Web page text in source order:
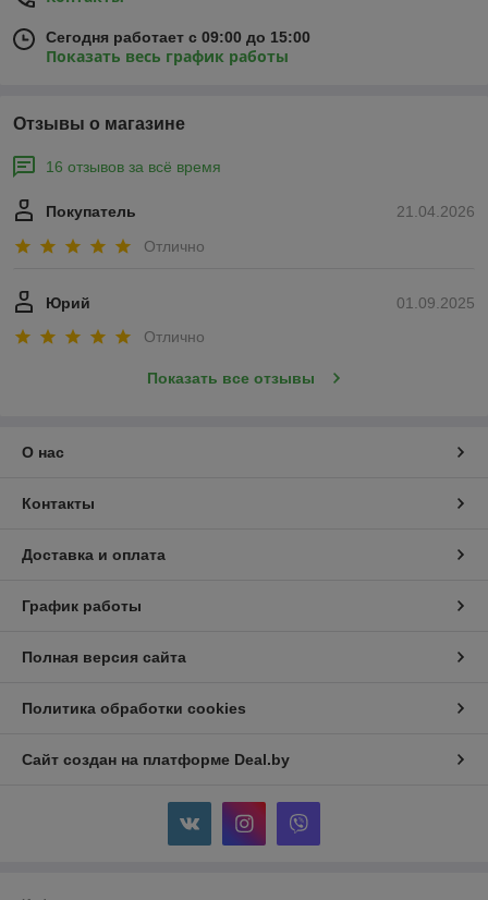
Сегодня работает с 09:00 до 15:00
Показать весь график работы
Отзывы о магазине
16 отзывов за всё время
21.04.2026
Покупатель
Отлично
01.09.2025
Юрий
Отлично
Показать все отзывы
О нас
Контакты
Доставка и оплата
График работы
Полная версия сайта
Политика обработки cookies
Сайт создан на платформе Deal.by